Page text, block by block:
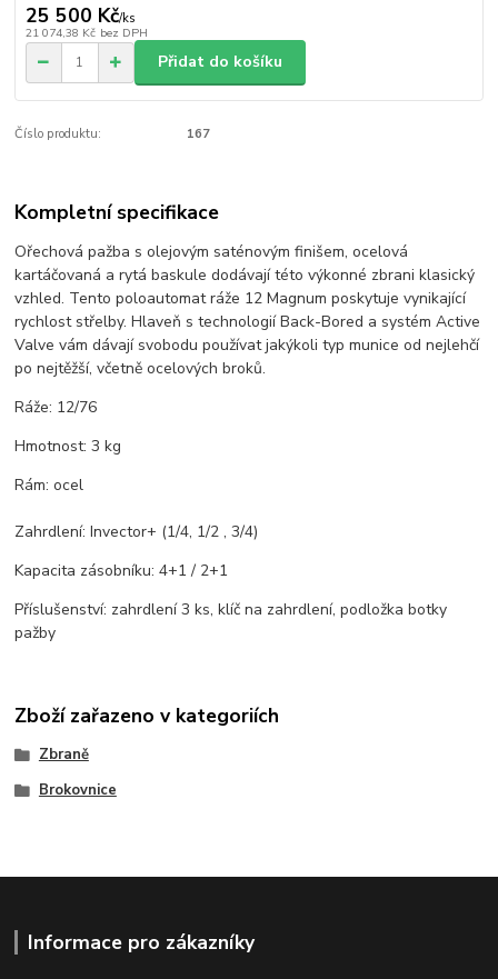
25 500 Kč/ks
21 074,38 Kč bez DPH
Přidat do košíku
Číslo produktu: 167
Kompletní specifikace
Ořechová pažba s olejovým saténovým finišem, ocelová
kartáčovaná a rytá baskule dodávají této výkonné zbrani klasický
vzhled. Tento poloautomat ráže 12 Magnum poskytuje vynikající
rychlost střelby. Hlaveň s technologií Back-Bored a systém Active
Valve vám dávají svobodu používat jakýkoli typ munice od nejlehčí
po nejtěžší, včetně ocelových broků.
Ráže: 12/76
Hmotnost: 3 kg
Rám: ocel
Zahrdlení: Invector+ (1/4, 1/2 , 3/4)
Kapacita zásobníku: 4+1 / 2+1
Příslušenství: zahrdlení 3 ks, klíč na zahrdlení, podložka botky
pažby
Zboží zařazeno v kategoriích
Zbraně
Brokovnice
Informace pro zákazníky